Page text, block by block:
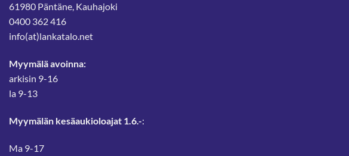
61980 Päntäne, Kauhajoki
0400 362 416
info(at)lankatalo.net
Myymälä avoinna:
arkisin 9-16
la 9-13
Myymälän kesäaukioloajat 1.6.-:
Ma 9-17